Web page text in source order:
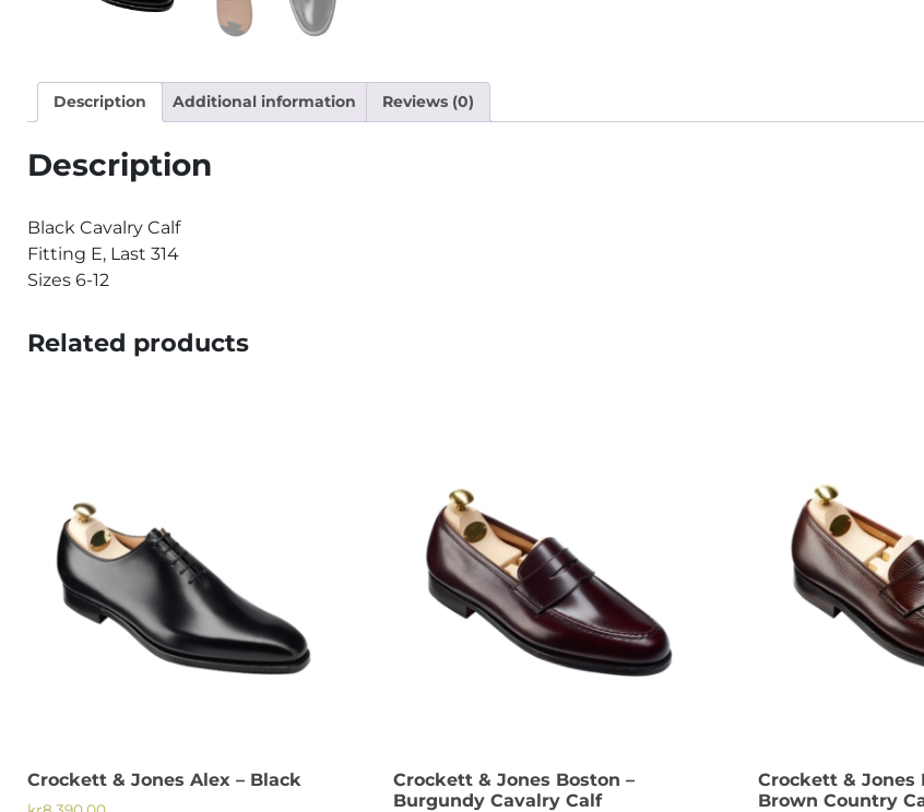
Description Additional information Reviews (0)
Description
Black Cavalry Calf
Fitting E, Last 314
Sizes 6-12
Related products
Crockett & Jones Alex – Black
Crockett & Jones Boston –
Burgundy Cavalry Calf
Crockett & Jones
Brown Country